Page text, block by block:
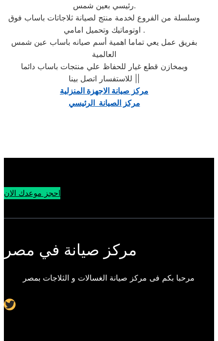
رئيسي بعين شمس.
وسلسلة من الفروع لخدمة منتج لصيانة ثلاجاتات باساب فوق
اوتوماتيك وتحميل امامي .
بفريق عمل يعي تماما اهمية أسم صيانه باساب عين شمس
العالمية
وبمخازن قطع غيار للحفاظ علي منتجات باساب دائما
مركز صيانة الاجهزة المنزلية
مركز الصيانة الرئيسي
احجز موعدك الان
مركز صيانة في مصر
مرحبا بكم فى مركز صيانة الغسالات و الثلاجات بمصر
Twitter